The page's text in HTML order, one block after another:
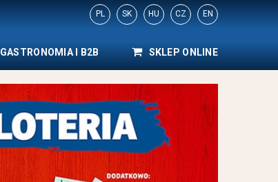
PL SK HU CZ EN
GASTRONOMIA I B2B SKLEP ONLINE